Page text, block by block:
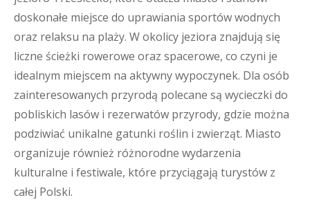
doskonałe miejsce do uprawiania sportów wodnych
oraz relaksu na plaży. W okolicy jeziora znajdują się
liczne ścieżki rowerowe oraz spacerowe, co czyni je
idealnym miejscem na aktywny wypoczynek. Dla osób
zainteresowanych przyrodą polecane są wycieczki do
pobliskich lasów i rezerwatów przyrody, gdzie można
podziwiać unikalne gatunki roślin i zwierząt. Miasto
organizuje również różnorodne wydarzenia
kulturalne i festiwale, które przyciągają turystów z
całej Polski.